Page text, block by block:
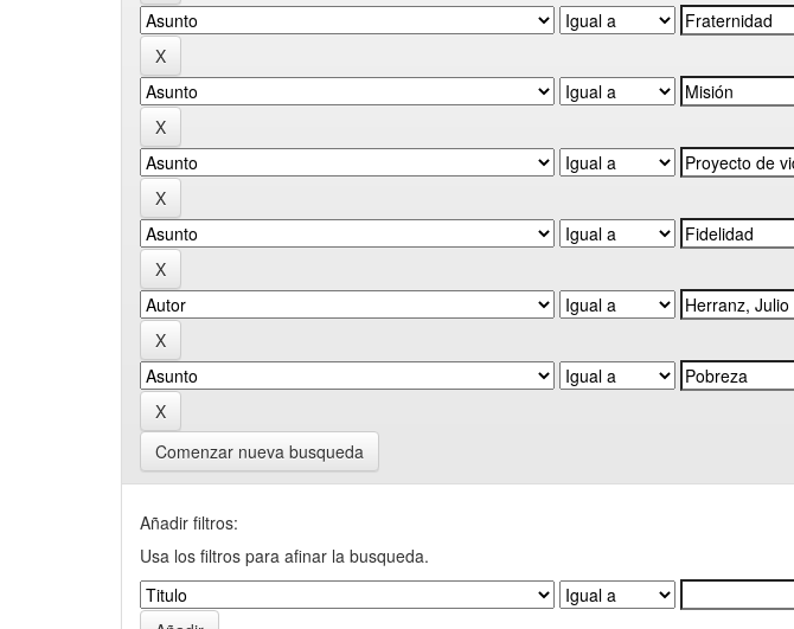
Comenzar nueva busqueda
Añadir filtros:
Usa los filtros para afinar la busqueda.